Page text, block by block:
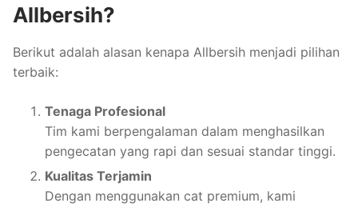
Allbersih?
Berikut adalah alasan kenapa Allbersih menjadi pilihan
terbaik:
Tenaga Profesional
Tim kami berpengalaman dalam menghasilkan
pengecatan yang rapi dan sesuai standar tinggi.
Kualitas Terjamin
Dengan menggunakan cat premium, kami